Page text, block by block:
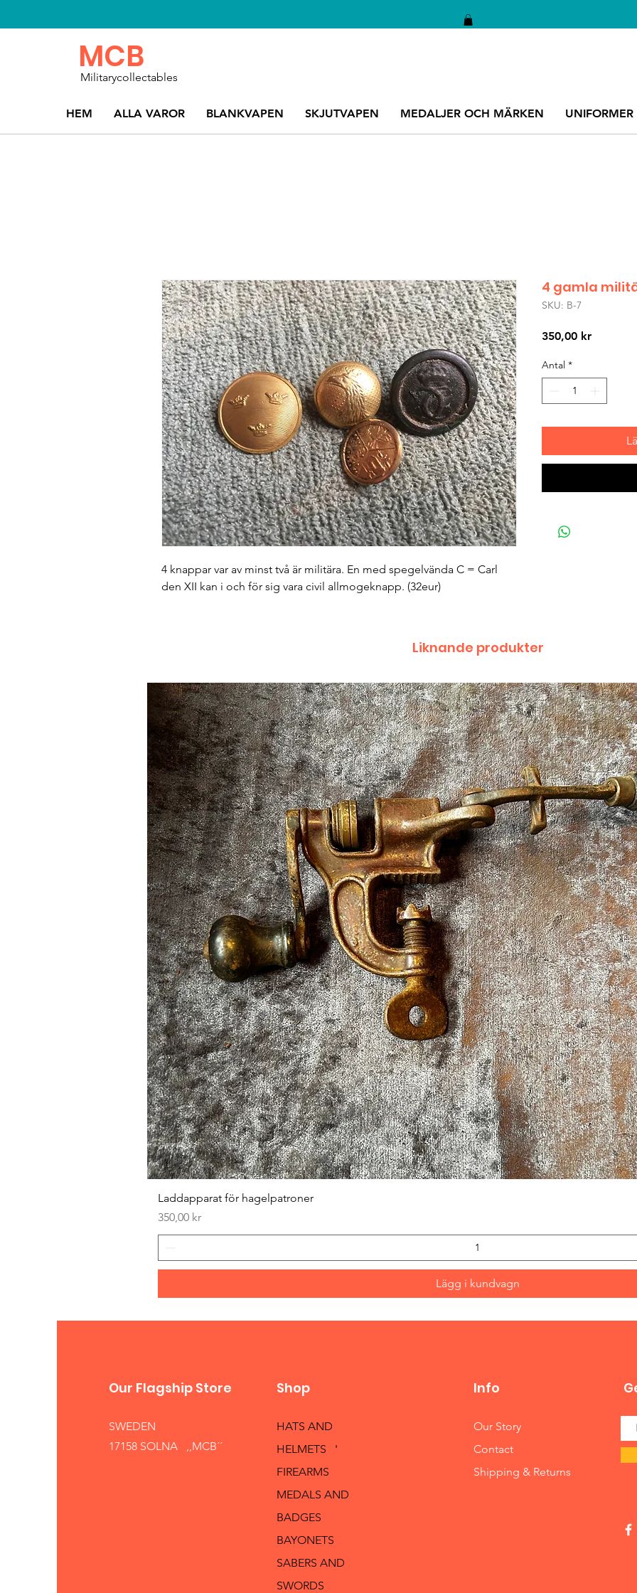
HEM ALLA VAROR BLANKVAPEN SKJUTVAPEN MEDALJER OCH MÄRKEN
MCB
Militarycollectables
4 knappar var av minst två är militära. En med spegelvända C = Carl
den XII kan i och för sig vara civil allmogeknapp. (32eur)
4 gamla
SKU: B-7
350,00 krPris
Antal *
Liknande produkter
Laddapparat för hagelpatroner
Pris
350,00 kr
Lägg i kundvagn
Our Flagship Store
SWEDEN
17158 SOLNA ,,MCB´´
Shop
HATS AND
HELMETS '
FIREARMS
MEDALS AND
BADGES
BAYONETS
SABERS AND
SWORDS
Info
Our Story
Contact
Shipping & Returns